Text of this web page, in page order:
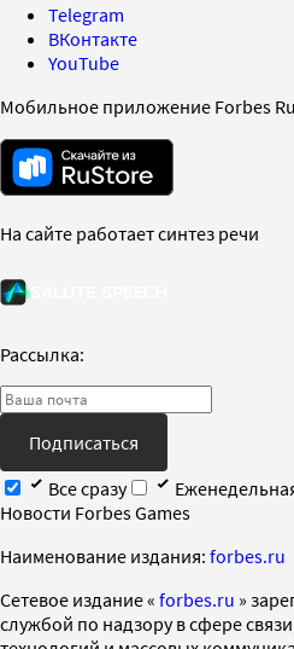
Telegram
ВКонтакте
YouTube
Мобильное приложение Forbes
На сайте работает синтез речи
Рассылка:
Подписаться
Все сразу
Новости Forbes Games
Наименование издания: forbes.ru
Cетевое издание « forbes.ru »
службой по надзору в сфере